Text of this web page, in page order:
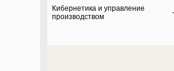
Кибернетика и управление
производством
-